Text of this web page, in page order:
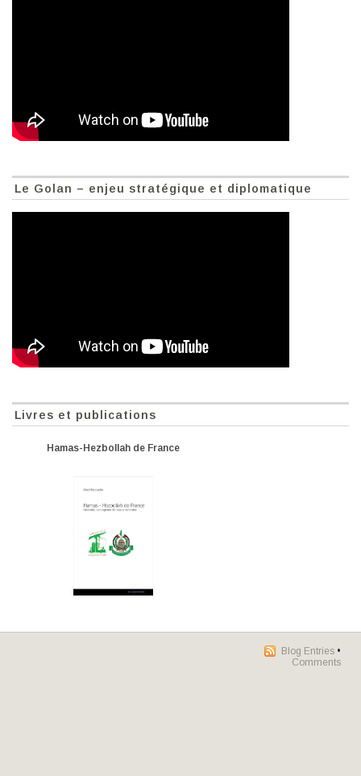
Le Golan – enjeu stratégique et diplomatique
Livres et publications
Hamas-Hezbollah de France
Blog Entries •
Comments